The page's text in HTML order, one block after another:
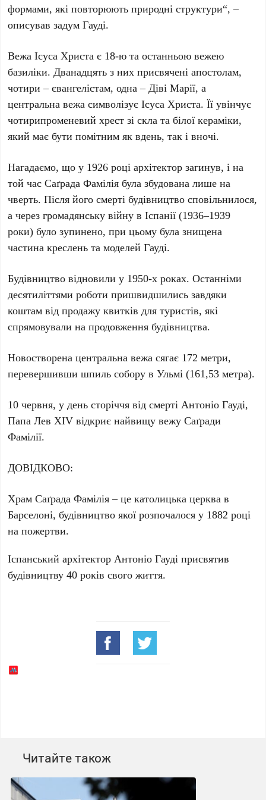
формами, які повторюють природні структури“, –
описував задум Гауді.
Вежа Ісуса Христа є 18-ю та останньою вежею
базиліки. Дванадцять з них присвячені апостолам,
чотири – євангелістам, одна – Діві Марії, а
центральна вежа символізує Ісуса Христа. Її увінчує
чотирипроменевий хрест зі скла та білої кераміки,
який має бути помітним як вдень, так і вночі.
Нагадаємо, що у 1926 році архітектор загинув, і на
той час Саґрада Фамілія була збудована лише на
чверть. Після його смерті будівництво сповільнилося,
а через громадянську війну в Іспанії (1936–1939
роки) було зупинено, при цьому була знищена
частина креслень та моделей Гауді.
Будівництво відновили у 1950-х роках. Останніми
десятиліттями роботи пришвидшились завдяки
коштам від продажу квитків для туристів, які
спрямовували на продовження будівництва.
Новостворена центральна вежа сягає 172 метри,
перевершивши шпиль собору в Ульмі (161,53 метра).
10 червня, у день сторіччя від смерті Антоніо Гауді,
Папа Лев XIV відкриє найвищу вежу Саґради
Фамілії.
ДОВІДКОВО:
Храм Саґрада Фамілія – це католицька церква в
Барселоні, будівництво якої розпочалося у 1882 році
на пожертви.
Іспанський архітектор Антоніо Гауді присвятив
будівництву 40 років свого життя.
Читайте також